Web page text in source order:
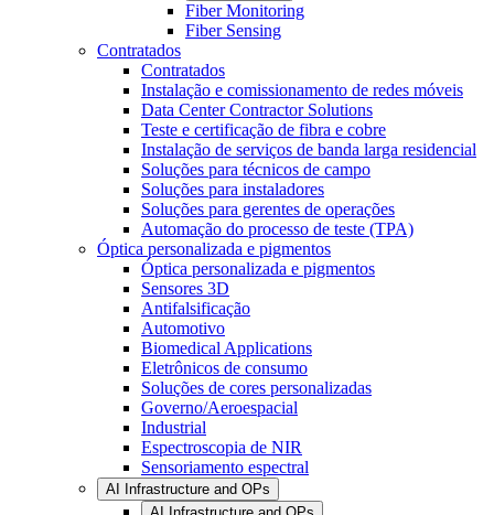
Fiber Monitoring
Fiber Sensing
Contratados
Contratados
Instalação e comissionamento de redes móveis
Data Center Contractor Solutions
Teste e certificação de fibra e cobre
Instalação de serviços de banda larga residencial
Soluções para técnicos de campo
Soluções para instaladores
Soluções para gerentes de operações
Automação do processo de teste (TPA)
Óptica personalizada e pigmentos
Óptica personalizada e pigmentos
Sensores 3D
Antifalsificação
Automotivo
Biomedical Applications
Eletrônicos de consumo
Soluções de cores personalizadas
Governo/Aeroespacial
Industrial
Espectroscopia de NIR
Sensoriamento espectral
AI Infrastructure and OPs